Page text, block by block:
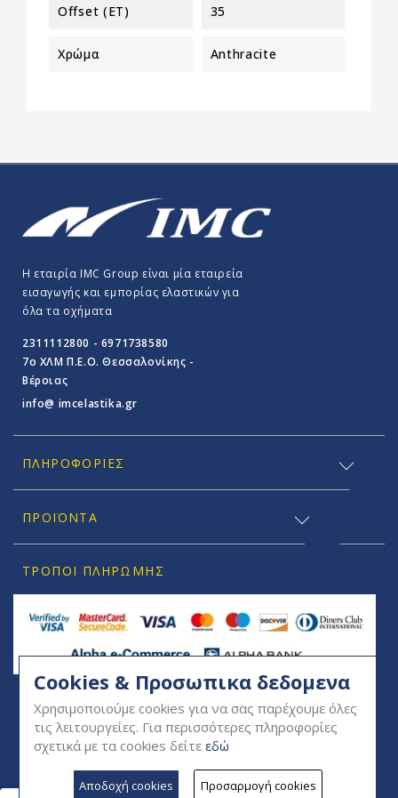
Offset (ET) 35
Χρώμα Anthracite
Η εταιρία IMC Group είναι μία εταιρεία
εισαγωγής και εμπορίας ελαστικών για
όλα τα οχήματα
2311112800 - 6971738580
7o ΧΛΜ Π.E.O. Θεσσαλονίκης -
Βέροιας
info@ imcelastika.gr
ΠΛΗΡΟΦΟΡΊΕΣ
ΠΡΟΪΟΝΤΑ
ΤΡΌΠΟΙ ΠΛΗΡΩΜΉΣ
SOCIAL
Cookies & Προσωπικα δεδομενα
Χρησιμοποιούμε cookies για να σας παρέχουμε όλες
τις λειτουργείες. Για περισσότερες πληροφορίες
σχετικά με τα cookies δείτε εδώ
Αποδοχή cookies Προσαρμογή cookies